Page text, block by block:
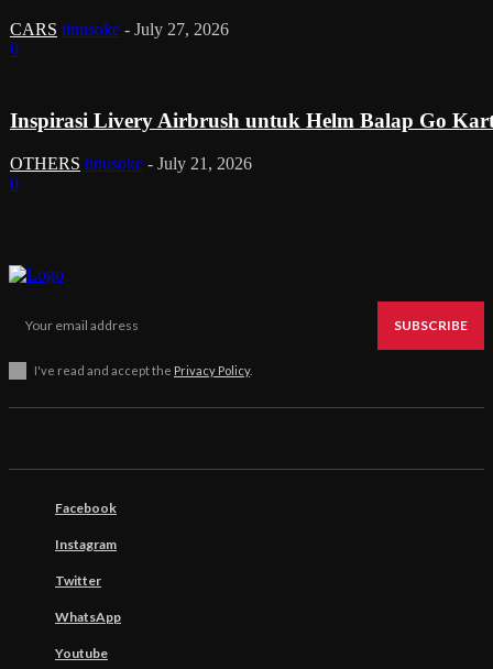
CARS tinusoke - July 27, 2026
0
Inspirasi Livery Airbrush untuk Helm Balap Go
OTHERS tinusoke - July 21, 2026
0
SUBSCRIBE
I've read and accept the Privacy Policy.
Facebook
Instagram
Twitter
WhatsApp
Youtube